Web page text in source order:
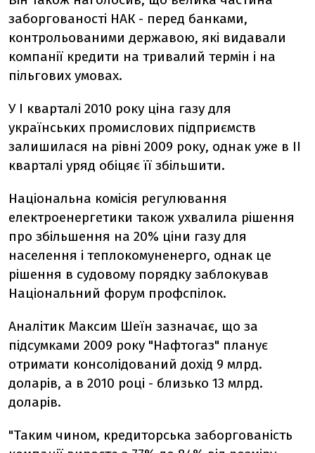
заборгованості НАК - перед банками,
контрольованими державою, які видавали
компанії кредити на тривалий термін і на
пільгових умовах.
У I кварталі 2010 року ціна газу для
українських промислових підприємств
залишилася на рівні 2009 року, однак уже в II
кварталі уряд обіцяє її збільшити.
Національна комісія регулювання
електроенергетики також ухвалила рішення
про збільшення на 20% ціни газу для
населення і теплокомуненерго, однак це
рішення в судовому порядку заблокував
Національний форум профспілок.
Аналітик Максим Шеїн зазначає, що за
підсумками 2009 року "Нафтогаз" планує
отримати консолідований дохід 9 млрд.
доларів, а в 2010 році - близько 13 млрд.
доларів.
"Таким чином, кредиторська заборгованість